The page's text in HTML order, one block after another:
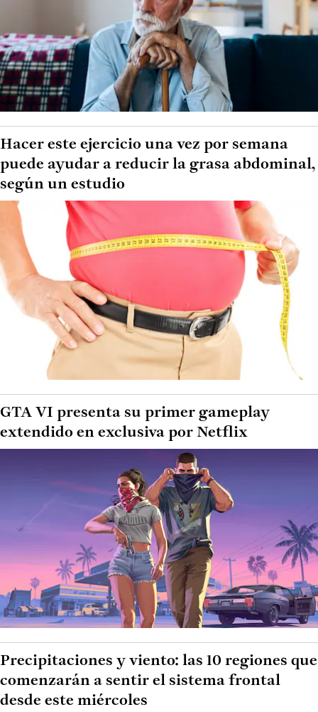
Hacer este ejercicio una vez por semana
puede ayudar a reducir la grasa abdominal,
según un estudio
GTA VI presenta su primer gameplay
extendido en exclusiva por Netflix
Precipitaciones y viento: las 10 regiones que
comenzarán a sentir el sistema frontal
desde este miércoles